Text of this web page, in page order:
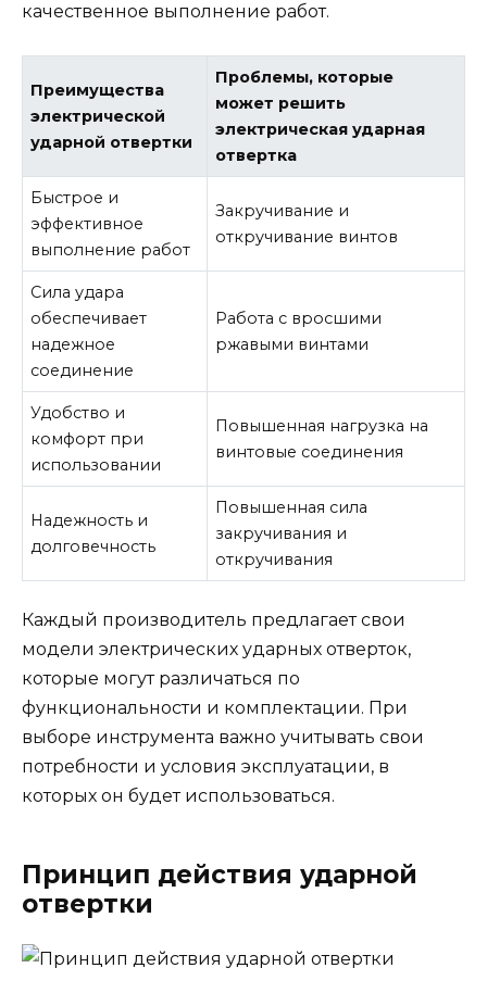
качественное выполнение работ.
Преимущества
электрической
ударной отвертки
Проблемы, которые
может решить
электрическая ударная
отвертка
Быстрое и
эффективное
выполнение работ
Закручивание и
откручивание винтов
Сила удара
обеспечивает
надежное
соединение
Работа с вросшими
ржавыми винтами
Удобство и
комфорт при
использовании
Повышенная нагрузка на
винтовые соединения
Надежность и
долговечность
Повышенная сила
закручивания и
откручивания
Каждый производитель предлагает свои
модели электрических ударных отверток,
которые могут различаться по
функциональности и комплектации. При
выборе инструмента важно учитывать свои
потребности и условия эксплуатации, в
которых он будет использоваться.
Принцип действия ударной
отвертки